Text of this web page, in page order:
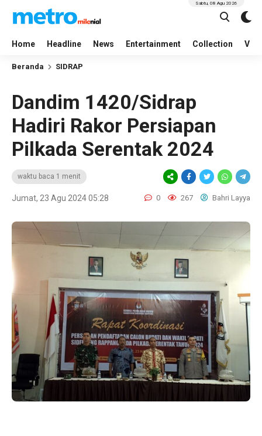
Home Headline News Entertainment Collection
Sabtu, 08 Agu 2026
Beranda SIDRAP
Dandim 1420/Sidrap
Hadiri Rakor Persiapan
Pilkada Serentak 2024
waktu baca 1 menit
Jumat, 23 Agu 2024 05:28 0 267 Bahri Layya